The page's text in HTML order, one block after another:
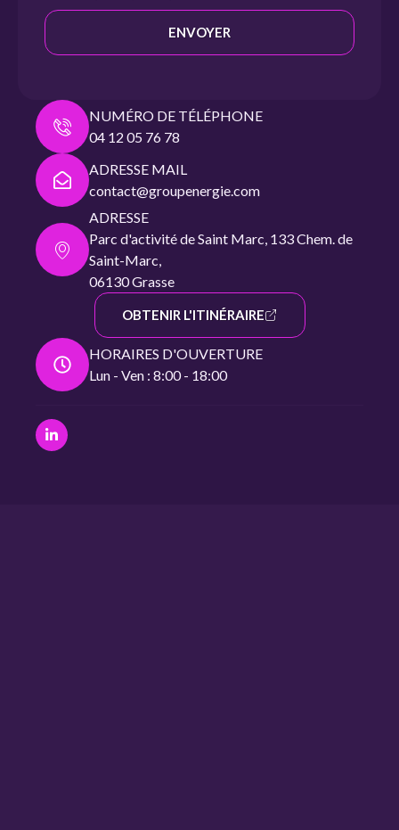
NUMÉRO DE TÉLÉPHONE
04 12 05 76 78
ADRESSE MAIL
contact@groupenergie.com
ADRESSE
Parc d'activité de Saint Marc, 133 Chem. de
Saint-Marc,
06130 Grasse
OBTENIR L'ITINÉRAIRE
HORAIRES D'OUVERTURE
Lun - Ven : 8:00 - 18:00
ENVOYER